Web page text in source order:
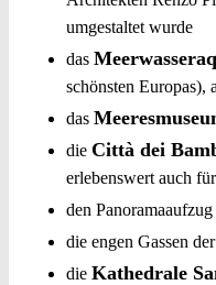
umgestaltet wurde
das
schönsten Europas),
das
die Città dei
erlebenswert auch
den Panoramaaufzug
die engen Gassen
die Kathedrale